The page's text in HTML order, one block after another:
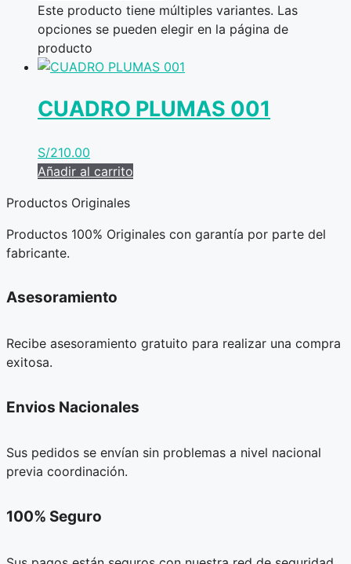
Este producto tiene múltiples variantes. Las
opciones se pueden elegir en la página de
producto
CUADRO PLUMAS 001
S/210.00
Añadir al carrito
Productos Originales
Productos 100% Originales con garantía por parte del
fabricante.
Asesoramiento
Recibe asesoramiento gratuito para realizar una compra
exitosa.
Envios Nacionales
Sus pedidos se envían sin problemas a nivel nacional
previa coordinación.
100% Seguro